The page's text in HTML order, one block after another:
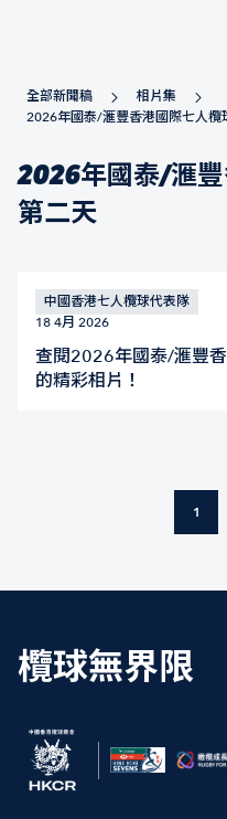
全部新聞稿
相片集
2026年國泰/滙豐香港國際七人欖
2026年國泰/滙
第二天
中國香港七人欖球代表隊
18 4月 2026
查閱2026年國泰/滙豐
的精彩相片！
1
欖球無界限